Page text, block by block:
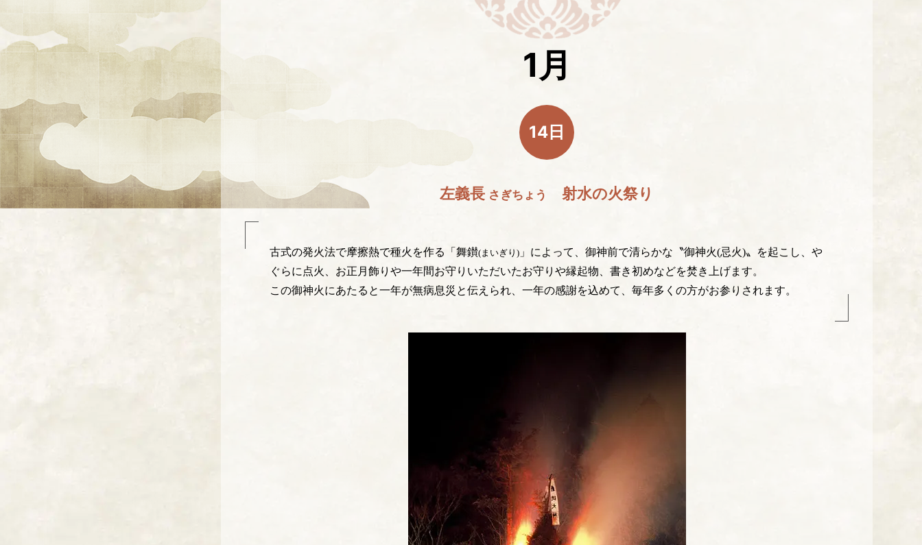
1月
14日
左義長 さぎちょう 射水の火祭り
古式の発火法で摩擦熱で種火を作る「舞鑚(まいぎり) 」によって、御神前で清らかな〝御神火(忌火)〟を起こし、や
ぐらに点火、お正月飾りや一年間お守りいただいたお守りや縁起物、書き初めなどを焚き上げます。
この御神火にあたると一年が無病息災と伝えられ、一年の感謝を込めて、毎年多くの方がお参りされます。